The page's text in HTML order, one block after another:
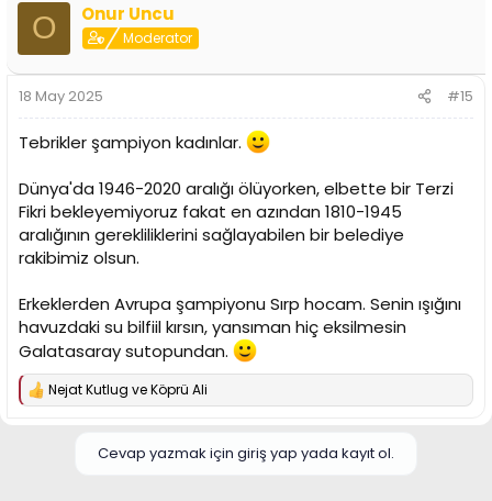
O Onur Uncu
Moderator
18 May 2025 #15
Tebrikler şampiyon kadınlar.
Dünya'da 1946-2020 aralığı ölüyorken, elbette bir Terzi
Fikri bekleyemiyoruz fakat en azından 1810-1945
aralığının gerekliliklerini sağlayabilen bir belediye
rakibimiz olsun.
Erkeklerden Avrupa şampiyonu Sırp hocam. Senin ışığını
havuzdaki su bilfiil kırsın, yansıman hiç eksilmesin
Galatasaray sutopundan.
T
Nejat Kutlug veKöprü Ali
Cevap yazmak için giriş yap yada kayıt ol.